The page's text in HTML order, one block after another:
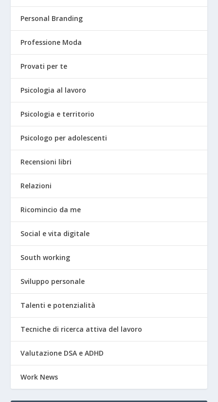
Personal Branding
Professione Moda
Provati per te
Psicologia al lavoro
Psicologia e territorio
Psicologo per adolescenti
Recensioni libri
Relazioni
Ricomincio da me
Social e vita digitale
South working
Sviluppo personale
Talenti e potenzialità
Tecniche di ricerca attiva del lavoro
Valutazione DSA e ADHD
Work News